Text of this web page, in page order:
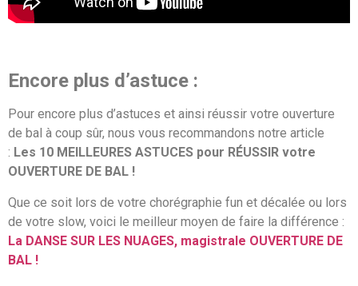
Encore plus d’astuce :
Pour encore plus d’astuces et ainsi réussir votre ouverture
de bal à coup sûr, nous vous recommandons notre article
: Les 10 MEILLEURES ASTUCES pour RÉUSSIR votre
OUVERTURE DE BAL !
Que ce soit lors de votre chorégraphie fun et décalée ou lors
de votre slow, voici le meilleur moyen de faire la différence :
La DANSE SUR LES NUAGES, magistrale OUVERTURE DE
BAL !